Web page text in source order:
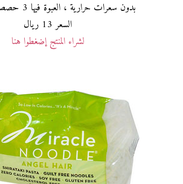
بدون سعرات حرارية ، العبوة فيها 3 حصص \ وجبات
السعر 13 ريال
لشراء المنتج إضغطوا هنا